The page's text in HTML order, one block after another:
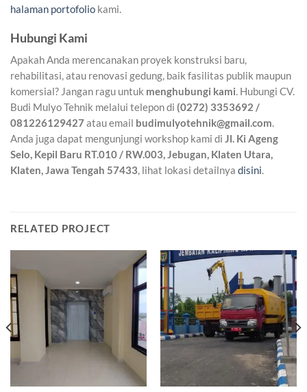
halaman portofolio kami.
Hubungi Kami
Apakah Anda merencanakan proyek konstruksi baru,
rehabilitasi, atau renovasi gedung, baik fasilitas publik maupun
komersial? Jangan ragu untuk menghubungi kami. Hubungi CV.
Budi Mulyo Tehnik melalui telepon di (0272) 3353692 /
081226129427atau email budimulyotehnik@gmail.com.
Anda juga dapat mengunjungi workshop kami di Jl. Ki Ageng
Selo, Kepil Baru RT.010 / RW.003, Jebugan, Klaten Utara,
Klaten, Jawa Tengah 57433, lihat lokasi detailnya disini.
RELATED PROJECT